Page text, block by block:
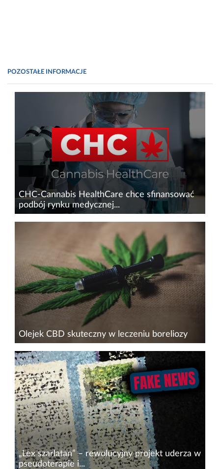
POZOSTAŁE INFORMACJE
CHC-Cannabis HealthCare chce sfinansować
podbój rynku medycznej...
22 listopada br. ruszyły zapisy na akcje CHC-
Cannabis HealthCare, dystrybutora medycznej
marihuany. Celem emisji jest m.in.
sfinansowanie działań promocyjnych wśród
lekarzy i farmaceutów, związanych z...
Olejek CBD skuteczny w leczeniu boreliozy
Borelioza jest poważną infekcją
drobnoustrojową wywoływaną przez ukąszenie
kleszcza. Może powodować długotrwałe i
potencjalnie zagrażające życiu komplikacje, jeśli
nie zostanie szybko wprowadzone...
„Lex szarlatan” – rewolucyjny projekt uderza w
pseudoterapie i...